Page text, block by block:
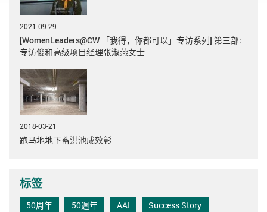
2021-09-29
[WomenLeaders@CW 「我得，你都可以」专访系列] 第三部:
专访俊和高级项目经理张淑燕女士
2018-03-21
跑马地地下蓄洪池成效彰
标签
50周年 50週年 AAI
Success Story